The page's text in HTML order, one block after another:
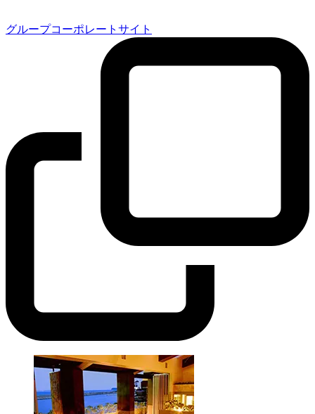
グループコーポレートサイト